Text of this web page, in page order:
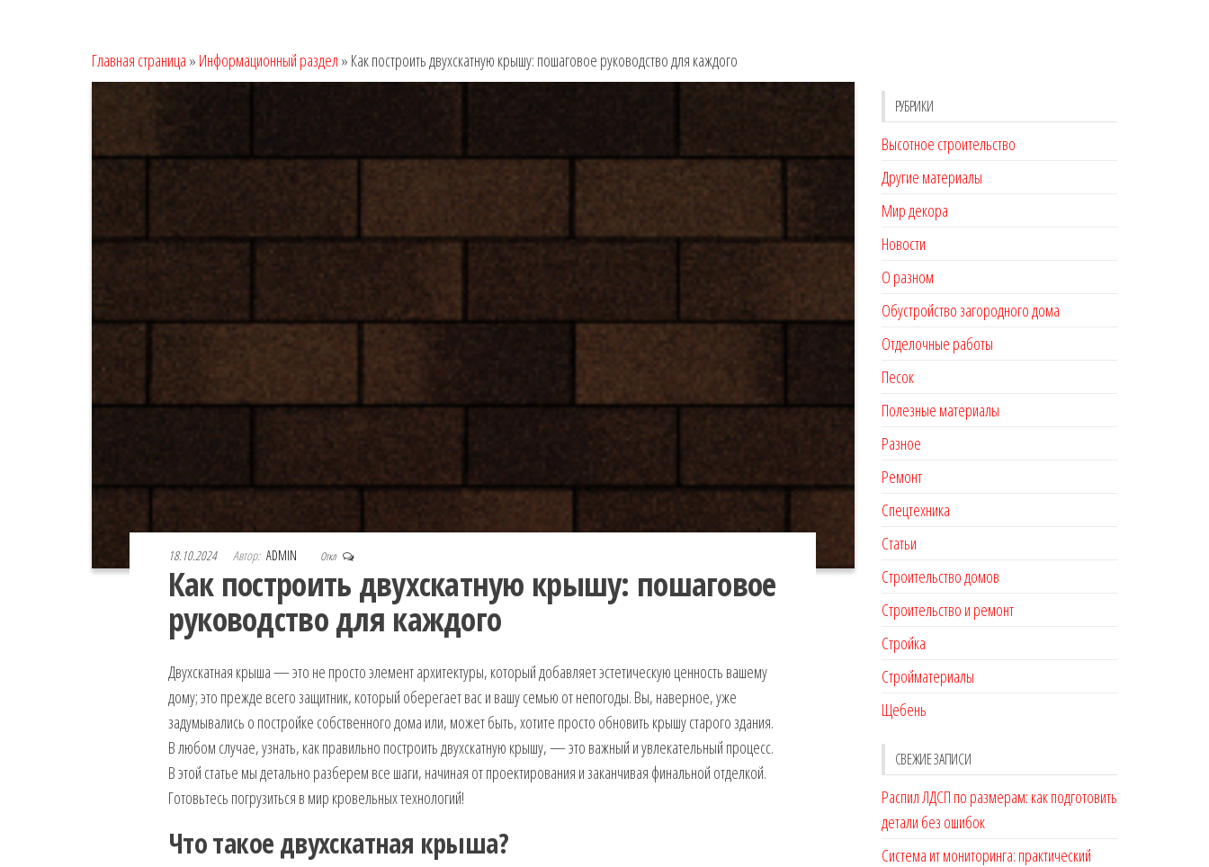
Главная страница » Информационный раздел » Как построить двухскатную крышу: пошаговое руководство для каждого
18.10.2024 Автор: ADMIN Откл
Как построить двухскатную крышу: пошаговое
руководство для каждого
Двухскатная крыша — это не просто элемент архитектуры, который добавляет эстетическую ценность вашему
дому; это прежде всего защитник, который оберегает вас и вашу семью от непогоды. Вы, наверное, уже
задумывались о постройке собственного дома или, может быть, хотите просто обновить крышу старого здания.
В любом случае, узнать, как правильно построить двухскатную крышу, — это важный и увлекательный процесс.
В этой статье мы детально разберем все шаги, начиная от проектирования и заканчивая финальной отделкой.
Готовьтесь погрузиться в мир кровельных технологий!
Что такое двухскатная крыша?
РУБРИКИ
Высотное строительство
Другие материалы
Мир декора
Новости
О разном
Обустройство загородного дома
Отделочные работы
Песок
Полезные материалы
Разное
Ремонт
Спецтехника
Статьи
Строительство домов
Строительство и ремонт
Стройка
Стройматериалы
Щебень
СВЕЖИЕ ЗАПИСИ
Распил ЛДСП по размерам: как подготовить
детали без ошибок
Система ит мониторинга: практический